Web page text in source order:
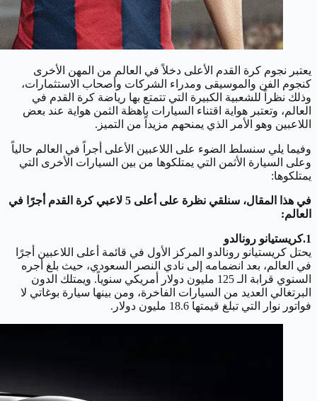
يعتبر نجوم كرة القدم الأعلى دخلاً في العالم من المهن الأخرى
كنجوم الفن والموسيقى ومدراء الشركات وأصحاب الاستثمارات،
وذلك نظراً للشعبية الكبيرة التي تتمتع بها رياضة كرة القدم في
العالم، وتعتبر هواية اقتناء السيارات باهظة الثمن هواية عند بعض
اللاعبين وهو الأمر الذي يمنحهم مزيداً من التميز.
وفيما يلي سنسلط الضوء على اللاعبين الأعلى أجراً في العالم حالياً
وعلى السيارة الأثمن التي يمتلكوها من بين السيارات الأخرى التي
يمتلكوها:
في هذا المقال، سنلقي نظرة على أعلى 5 لاعبي كرة القدم أجرًا في
العالم:
1.كريستيانو رونالدو
يحتل كريستيانو رونالدو المركز الأول في قائمة أعلى اللاعبين أجرًا
في العالم، بعد انضمامه إلى نادي النصر السعودي، حيث بلغ أجره
السنوي قرابة الـ 125 مليون دولار أمريكي سنوياً. ويمتلك الدون
البرتغالي العديد من السيارات الفاخرة، ومن بينها سيارة بوغاتي لا
فواتور نوار التي تبلغ قيمتها 18.6 مليون دولار.